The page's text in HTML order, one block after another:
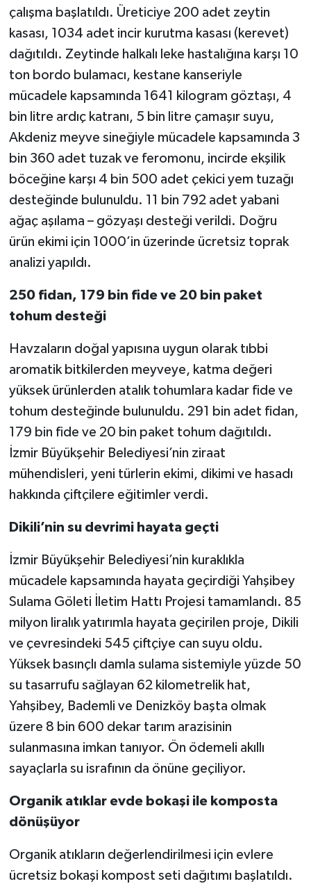
çalışma başlatıldı. Üreticiye 200 adet zeytin
kasası, 1034 adet incir kurutma kasası (kerevet)
dağıtıldı. Zeytinde halkalı leke hastalığına karşı 10
ton bordo bulamacı, kestane kanseriyle
mücadele kapsamında 1641 kilogram göztaşı, 4
bin litre ardıç katranı, 5 bin litre çamaşır suyu,
Akdeniz meyve sineğiyle mücadele kapsamında 3
bin 360 adet tuzak ve feromonu, incirde ekşilik
böceğine karşı 4 bin 500 adet çekici yem tuzağı
desteğinde bulunuldu. 11 bin 792 adet yabani
ağaç aşılama – gözyaşı desteği verildi. Doğru
ürün ekimi için 1000’in üzerinde ücretsiz toprak
analizi yapıldı.
250 fidan, 179 bin fide ve 20 bin paket
tohum desteği
Havzaların doğal yapısına uygun olarak tıbbi
aromatik bitkilerden meyveye, katma değeri
yüksek ürünlerden atalık tohumlara kadar fide ve
tohum desteğinde bulunuldu. 291 bin adet fidan,
179 bin fide ve 20 bin paket tohum dağıtıldı.
İzmir Büyükşehir Belediyesi’nin ziraat
mühendisleri, yeni türlerin ekimi, dikimi ve hasadı
hakkında çiftçilere eğitimler verdi.
Dikili’nin su devrimi hayata geçti
İzmir Büyükşehir Belediyesi’nin kuraklıkla
mücadele kapsamında hayata geçirdiği Yahşibey
Sulama Göleti İletim Hattı Projesi tamamlandı. 85
milyon liralık yatırımla hayata geçirilen proje, Dikili
ve çevresindeki 545 çiftçiye can suyu oldu.
Yüksek basınçlı damla sulama sistemiyle yüzde 50
su tasarrufu sağlayan 62 kilometrelik hat,
Yahşibey, Bademli ve Denizköy başta olmak
üzere 8 bin 600 dekar tarım arazisinin
sulanmasına imkan tanıyor. Ön ödemeli akıllı
sayaçlarla su israfının da önüne geçiliyor.
Organik atıklar evde bokaşi ile komposta
dönüşüyor
Organik atıkların değerlendirilmesi için evlere
ücretsiz bokaşi kompost seti dağıtımı başlatıldı.